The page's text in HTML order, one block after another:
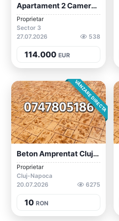
Apartament 2 Camere, Confort 1, Dristor
Proprietar
Sector 3
27.07.2026
538
114.000 EUR
VÂNZARE DIRECTA
Beton Amprentat Cluj-Napoca
Proprietar
Cluj-Napoca
20.07.2026
6275
10 RON